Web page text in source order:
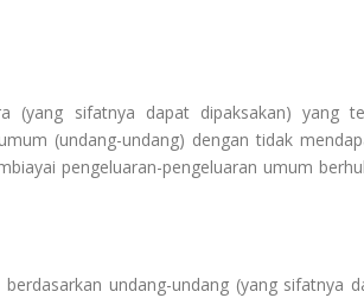
(yang sifatnya dapat dipaksakan) yang
(undang-undang) dengan tidak
pengeluaran-pengeluaran umum
undang-undang (yang sifatnya